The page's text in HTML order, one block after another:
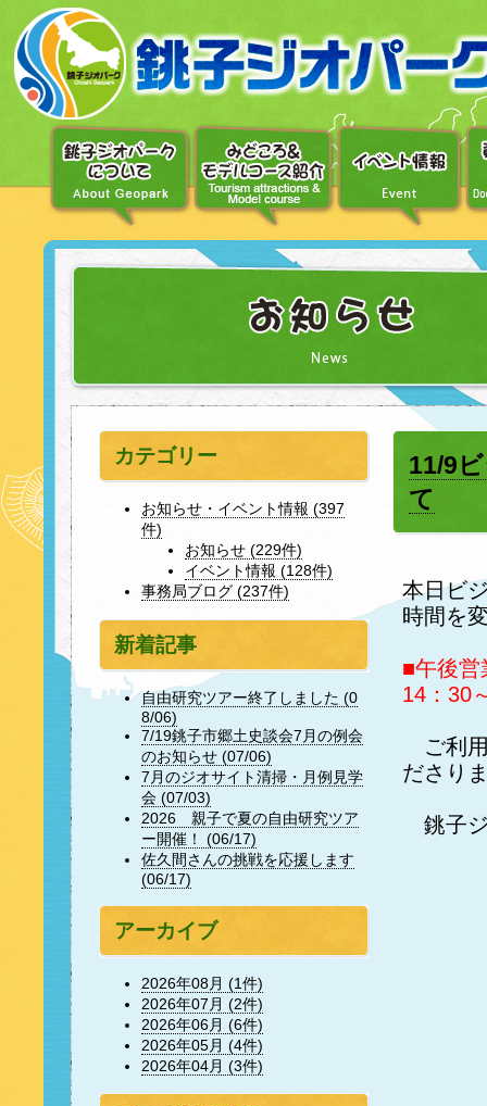
ュ
ー
11/9
て
本日ビ
時間を
■午後営
14：30
ご利用
ださり
銚子ジ
カテゴリー
お知らせ・イベント情報 (397
件)
お知らせ (229件)
イベント情報 (128件)
事務局ブログ (237件)
新着記事
自由研究ツアー終了しました (0
8/06)
7/19銚子市郷土史談会7月の例会
のお知らせ (07/06)
7月のジオサイト清掃・月例見学
会 (07/03)
2026 親子で夏の自由研究ツア
ー開催！ (06/17)
佐久間さんの挑戦を応援します
(06/17)
アーカイブ
2026年08月 (1件)
2026年07月 (2件)
2026年06月 (6件)
2026年05月 (4件)
2026年04月 (3件)